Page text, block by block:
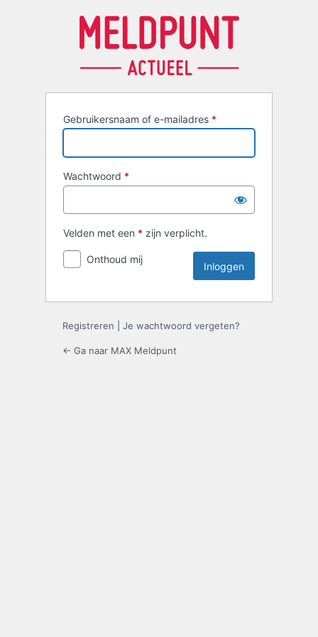
Gebruikersnaam of e-mailadres *
Wachtwoord *
Velden met een * zijn verplicht.
Onthoud mij
Registreren Je wachtwoord vergeten?
← Ga naar MAX Meldpunt